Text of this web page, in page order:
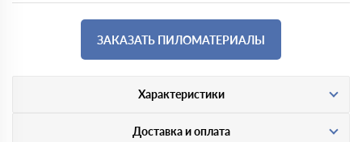
ЗАКАЗАТЬ ПИЛОМАТЕРИАЛЫ
Характеристики
Доставка и оплата